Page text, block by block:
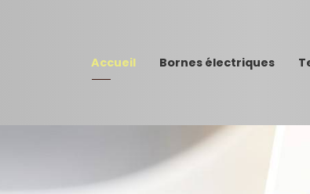
Accueil Bornes électriques